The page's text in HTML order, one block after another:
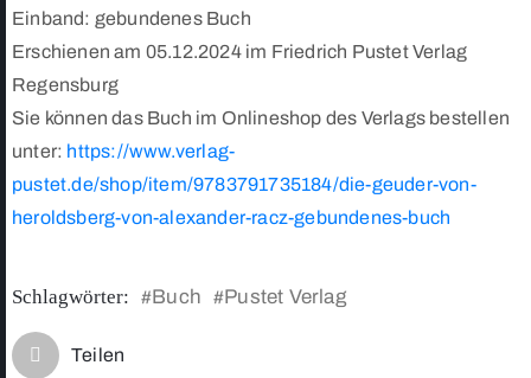
Einband: gebundenes Buch
Erschienen am 05.12.2024 im Friedrich Pustet Verlag
Regensburg
Sie können das Buch im Onlineshop des Verlags bestellen
unter: https://www.verlag-
pustet.de/shop/item/9783791735184/die-geuder-von-
heroldsberg-von-alexander-racz-gebundenes-buch
Schlagwörter: #Buch #Pustet Verlag
Teilen